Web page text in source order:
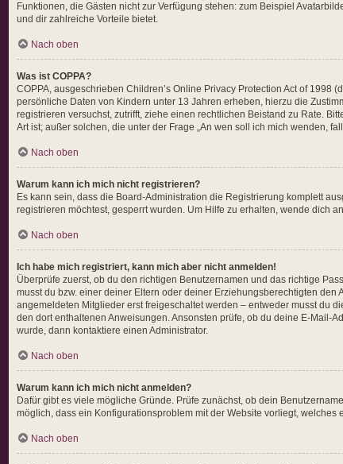
Funktionen, die Gästen nicht zur Verfügung stehen: zum Beispiel
und dir zahlreiche Vorteile bietet.
Nach oben
Was ist COPPA?
COPPA, ausgeschrieben Children’s Online Privacy Protection Act of
persönliche Daten von Kindern unter 13 Jahren erheben, hierzu die
registrieren versuchst, zutrifft, ziehe einen rechtlichen Beistand zu Rate.
Art ist; außer solchen, die unter der Frage „An wen soll ich mich wenden,
Nach oben
Warum kann ich mich nicht registrieren?
Es kann sein, dass die Board-Administration die Registrierung komplett
registrieren möchtest, gesperrt wurden. Um Hilfe zu erhalten, wende dich
Nach oben
Ich habe mich registriert, kann mich aber nicht anmelden!
Überprüfe zuerst, ob du den richtigen Benutzernamen und das richtige
musst du bzw. einer deiner Eltern oder deiner Erziehungsberechtigten
angemeldeten Mitglieder erst freigeschaltet werden – entweder musst du
den dort enthaltenen Anweisungen. Ansonsten prüfe, ob du deine E-Mail-
wurde, dann kontaktiere einen Administrator.
Nach oben
Warum kann ich mich nicht anmelden?
Dafür gibt es viele mögliche Gründe. Prüfe zunächst, ob dein
möglich, dass ein Konfigurationsproblem mit der Website vorliegt, welches
Nach oben